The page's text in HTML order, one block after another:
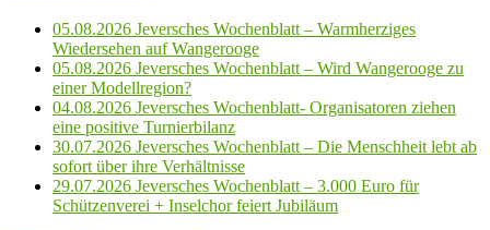
05.08.2026 Jeversches Wochenblatt – Warmherziges
Wiedersehen auf Wangerooge
05.08.2026 Jeversches Wochenblatt – Wird Wangerooge zu
einer Modellregion?
04.08.2026 Jeversches Wochenblatt- Organisatoren ziehen
eine positive Turnierbilanz
30.07.2026 Jeversches Wochenblatt – Die Menschheit lebt ab
sofort über ihre Verhältnisse
29.07.2026 Jeversches Wochenblatt – 3.000 Euro für
Schützenverei + Inselchor feiert Jubiläum